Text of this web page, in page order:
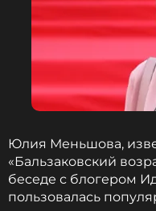
Юлия Меньшова,
«Бальзаковский
беседе с блогером
пользовалась